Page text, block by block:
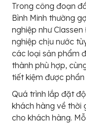
Trong công đoạn
Bình Minh thường
nghiệp như
nghiệp chịu nước
các loại sản phẩm
thành phù hợp,
tiết kiệm được phần
Quá trình lắp đặt
khách hàng về thời
cho khách hàng.